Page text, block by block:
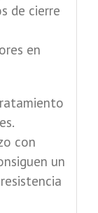
de cierre
en
con
un